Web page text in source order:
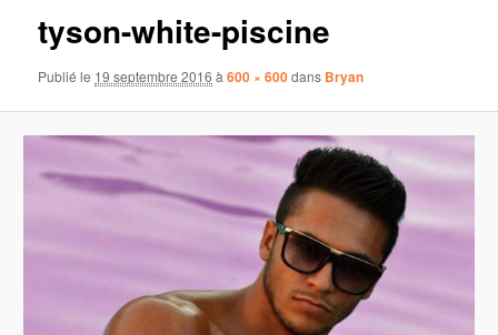
tyson-white-piscine
Publié le 19 septembre 2016 à600 × 600dans Bryan